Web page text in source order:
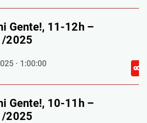
Gente!, 11-12h –
2025
· 1:00:00
Gente!, 10-11h –
2025